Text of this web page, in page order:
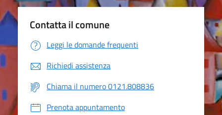
Contatta il comune
Leggi le domande frequenti
Richiedi assistenza
Chiama il numero 0121.808836
Prenota appuntamento